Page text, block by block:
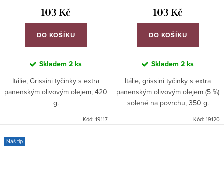
103 Kč
DO KOŠÍKU
Skladem 2 ks
Itálie, Grissini tyčinky s extra
panenským olivovým olejem, 420
g.
Kód: 19117
103 Kč
DO KOŠÍKU
Skladem 2 ks
Itálie, grissini tyčinky s extra
panenským olivovým olejem (5 %)
solené na povrchu, 350 g.
Kód: 19120
Náš tip